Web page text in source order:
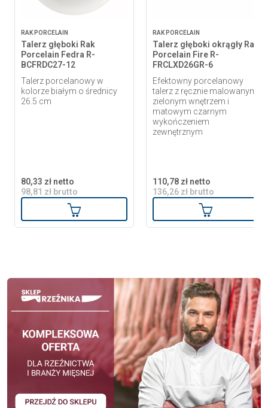
RAK PORCELAIN
Talerz głęboki Rak
Porcelain Fedra R-
BCFRDC27-12
Talerz porcelanowy w
kolorze białym o średnicy
26.5 cm
80,33 zł netto
98,81 zł brutto
Dodaj do koszyka
RAK PORCELAIN
Talerz głęboki okrągły Rak
Porcelain Fire R-
FRCLXD26GR-6
Efektowny porcelanowy
talerz z ręcznie malowanym
zielonym wnętrzem i
matowym czarnym
wykończeniem
zewnętrznym
110,78 zł netto
136,26 zł brutto
Dodaj do